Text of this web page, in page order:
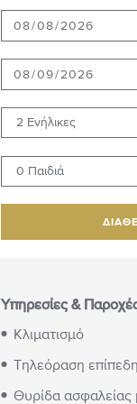
2 Ενήλικες
0 Παιδιά
Υπηρεσίες &
Κλιματισμό
Τηλεόραση
Θυρίδα